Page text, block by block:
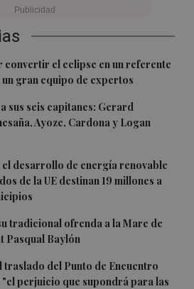
convertir el eclipse en un referente
gran equipo de expertos
sus seis capitanes: Gerard
Ayoze, Cardona y Logan
desarrollo de energía renovable
de la UE destinan 19 millones a
tradicional ofrenda a la Mare de
Pasqual Baylón
del Punto de Encuentro
perjuicio que supondrá para las